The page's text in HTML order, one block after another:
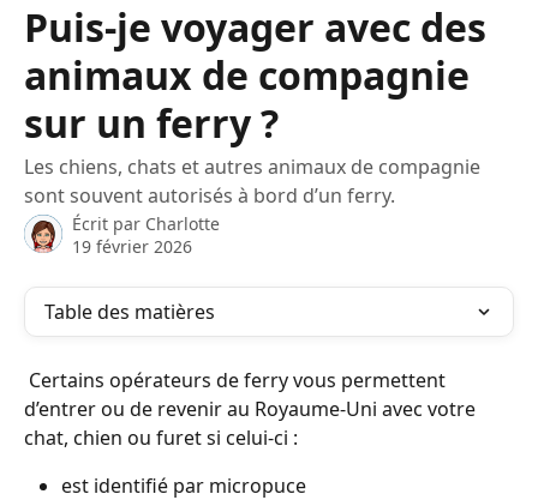
Puis-je voyager avec des
animaux de compagnie
sur un ferry ?
Les chiens, chats et autres animaux de compagnie
sont souvent autorisés à bord d’un ferry.
Écrit par Charlotte
19 février 2026
Table des matières
d’entrer ou de revenir au Royaume-Uni avec votre
chat, chien ou furet si celui-ci :
est identifié par micropuce